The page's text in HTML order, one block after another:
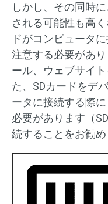
しかし、その同時に
される可能性も高
ドがコンピュータ
注意する必要があ
ール、ウェブサイ
た、SDカードをデ
ータに接続する際
必要があります（
続することをお勧め